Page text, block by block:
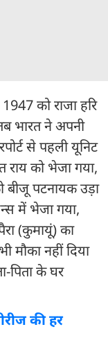
को राजा हरि
भारत ने अपनी
से पहली यूनिट
राय को भेजा गया,
बीजू पटनायक उड़ा
में भेजा गया,
(कुमायूं) का
मौका नहीं दिया
पिता के घर
की हर